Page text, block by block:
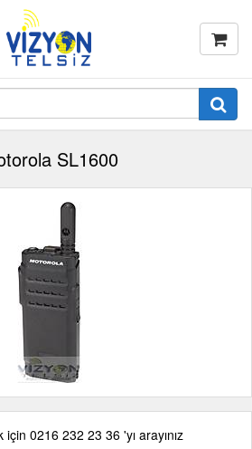
SL1600
0216 232 23 36 'yı arayınız